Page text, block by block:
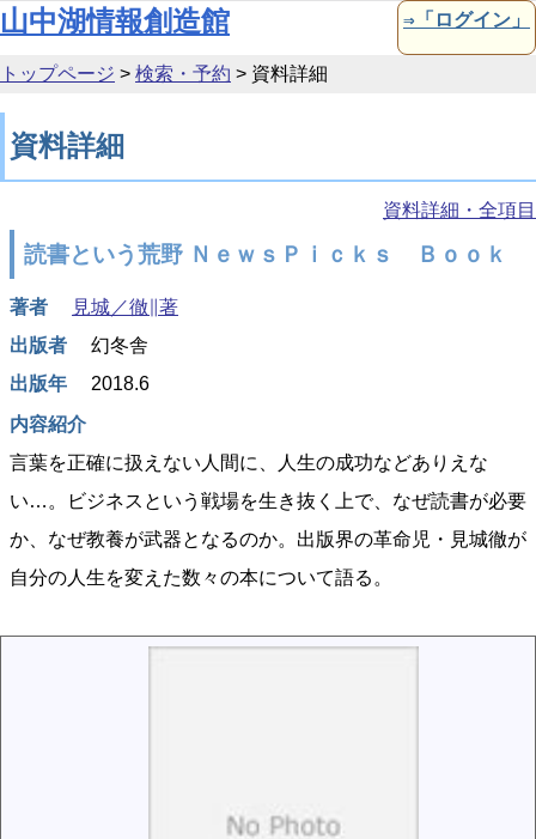
本文へ移動
山中湖情報創造館 ⇒「ログイン」
トップページ > 検索・予約 > 資料詳細
資料詳細
資料詳細・全項目
読書という荒野 ＮｅｗｓＰｉｃｋｓ Ｂｏｏｋ
著者
見城／徹∥著
出版者
幻冬舎
出版年
2018.6
内容紹介
言葉を正確に扱えない人間に、人生の成功などありえな
い…。ビジネスという戦場を生き抜く上で、なぜ読書が必要
か、なぜ教養が武器となるのか。出版界の革命児・見城徹が
自分の人生を変えた数々の本について語る。